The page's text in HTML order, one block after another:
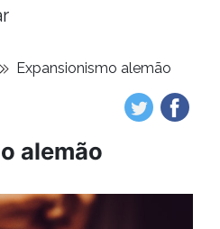
Expansionismo alemão
alemão